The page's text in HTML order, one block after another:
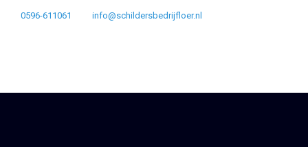
0596-611061 info@schildersbedrijfloer.nl